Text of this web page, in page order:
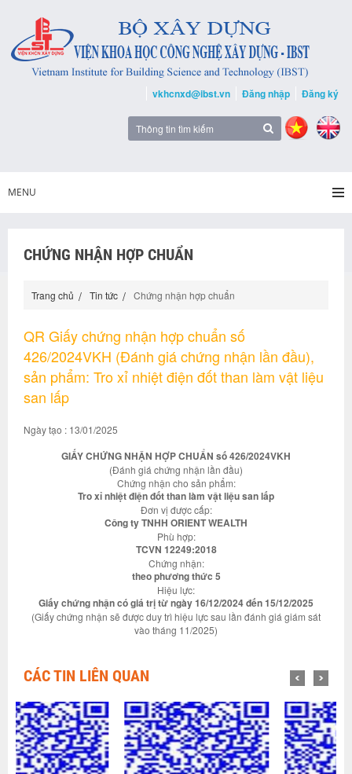
vkhcnxd@ibst.vn Đăng nhập Đăng ký
MENU
CHỨNG NHẬN HỢP CHUẨN
Trang chủ Tin tức Chứng nhận hợp chuẩn
QR Giấy chứng nhận hợp chuẩn số
426/2024VKH (Đánh giá chứng nhận lần đầu),
sản phẩm: Tro xỉ nhiệt điện đốt than làm vật liệu
san lấp
Ngày tạo : 13/01/2025
GIẤY CHỨNG NHẬN HỢP CHUẨN số 426/2024VKH
(Đánh giá chứng nhận lần đầu)
Chứng nhận cho sản phẩm:
Tro xỉ nhiệt điện đốt than làm vật liệu san lấp
Đơn vị được cấp:
Công ty TNHH ORIENT WEALTH
Phù hợp:
TCVN 12249:2018
Chứng nhận:
theo phương thức 5
Hiệu lực:
Giấy chứng nhận có giá trị từ ngày 16/12/2024 đến 15/12/2025
(Giấy chứng nhận sẽ được duy trì hiệu lực sau lần đánh giá giám sát
vào tháng 11/2025)
CÁC TIN LIÊN QUAN